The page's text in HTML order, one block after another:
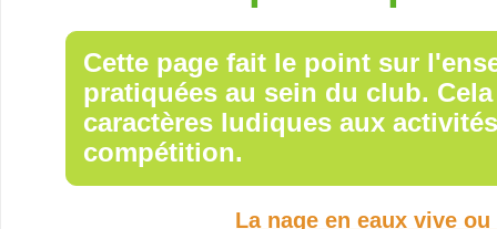
Cette page fait le point sur
pratiquées au sein du club.
caractères ludiques aux
compétition.
La nage en eaux vive